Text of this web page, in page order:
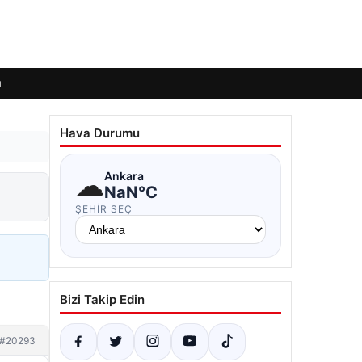
#20293
Hava Durumu
☁Ankara
NaN°C
ŞEHIR SEÇ
Bizi Takip Edin